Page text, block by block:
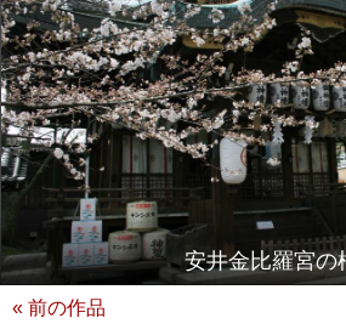
安井金比羅宮の
« 前の作品